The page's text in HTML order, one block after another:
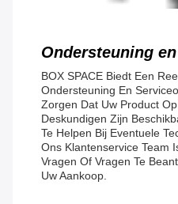
Ondersteuning
BOX SPACE Biedt Een
Ondersteuning En
Zorgen Dat Uw Product
Deskundigen Zijn
Te Helpen Bij Eventuele
Ons Klantenservice Team
Vragen Of Vragen Te
Uw Aankoop.